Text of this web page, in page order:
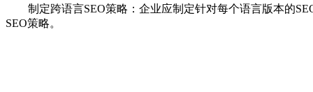
制定跨语言SEO策略：企业应制定针对每个语言版本的
SEO策略。